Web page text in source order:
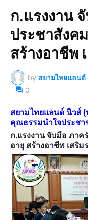
ก.แรงงาน
ประชาสังค
สร้างอาชีพ
by สยามไทยแลน
0
สยามไทยแลนด์ นิวส์
คุณธรรมนำใจประชา
ก.แรงงาน จับมือ ภาค
อายุ สร้างอาชีพ เสริม